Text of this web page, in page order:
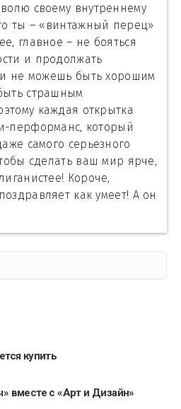
своему внутреннему
ты – «винтажный перец»
главное – не бояться
и продолжать
не можешь быть хорошим
страшным
каждая открытка
перформанс, который
самого серьезного
сделать ваш мир ярче,
Короче,
как умеет! А он
купить
вместе с «Арт и Дизайн»